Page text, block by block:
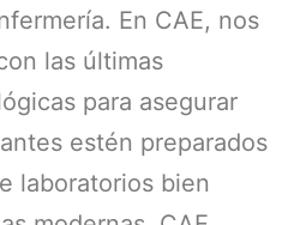
En CAE, nos
las últimas
para asegurar
estén preparados
laboratorios bien